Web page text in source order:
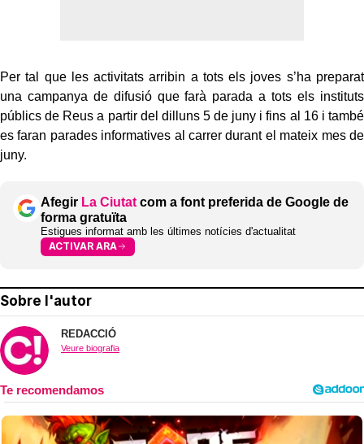
Per tal que les activitats arribin a tots els joves s’ha preparat
una campanya de difusió que farà parada a tots els instituts
públics de Reus a partir del dilluns 5 de juny i fins al 16 i també
es faran parades informatives al carrer durant el mateix mes de
juny.
Afegir La Ciutat com a font preferida de Google de
forma gratuïta
Estigues informat amb les últimes notícies d'actualitat
ACTIVAR ARA
Sobre l'autor
REDACCIÓ
Veure biografia